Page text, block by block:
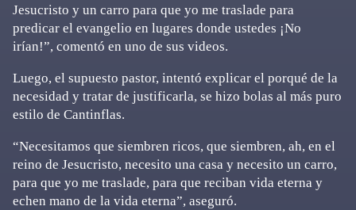
Jesucristo y un carro para que yo me traslade para
predicar el evangelio en lugares donde ustedes ¡No
irían!”, comentó en uno de sus videos.
Luego, el supuesto pastor, intentó explicar el porqué de la
necesidad y tratar de justificarla, se hizo bolas al más puro
estilo de Cantinflas.
“Necesitamos que siembren ricos, que siembren, ah, en el
reino de Jesucristo, necesito una casa y necesito un carro,
para que yo me traslade, para que reciban vida eterna y
echen mano de la vida eterna”, aseguró.